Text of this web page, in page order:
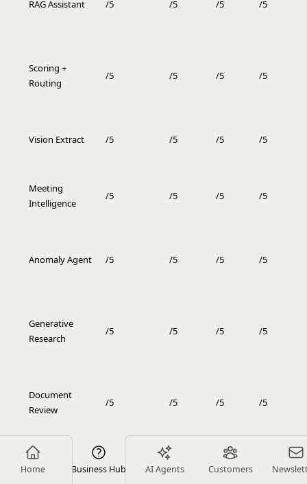
Home Business Hub AI Agents Customers
RAG Assistant /5 /5 /5 /5
Scoring +
Routing
/5 /5 /5 /5
Vision Extract /5 /5 /5 /5
Meeting
Intelligence
/5 /5 /5 /5
Anomaly Agent /5 /5 /5 /5
Generative
Research
/5 /5 /5 /5
Document
Review
/5 /5 /5 /5
Workflow
/5 /5 /5